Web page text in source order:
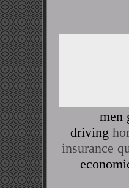
men
driving
insurance